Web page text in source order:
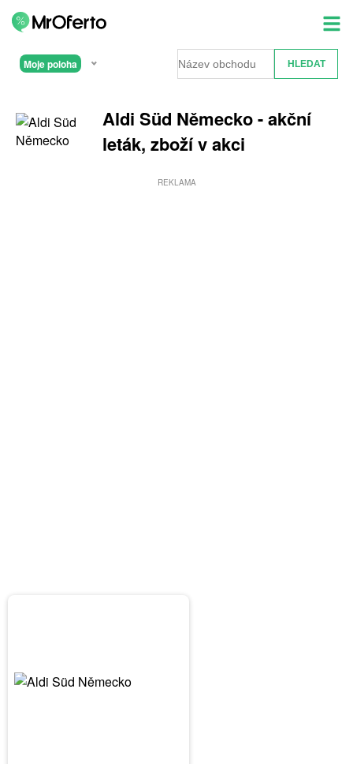
Moje poloha
Aldi Süd Německo - akční
leták, zboží v akci
REKLAMA